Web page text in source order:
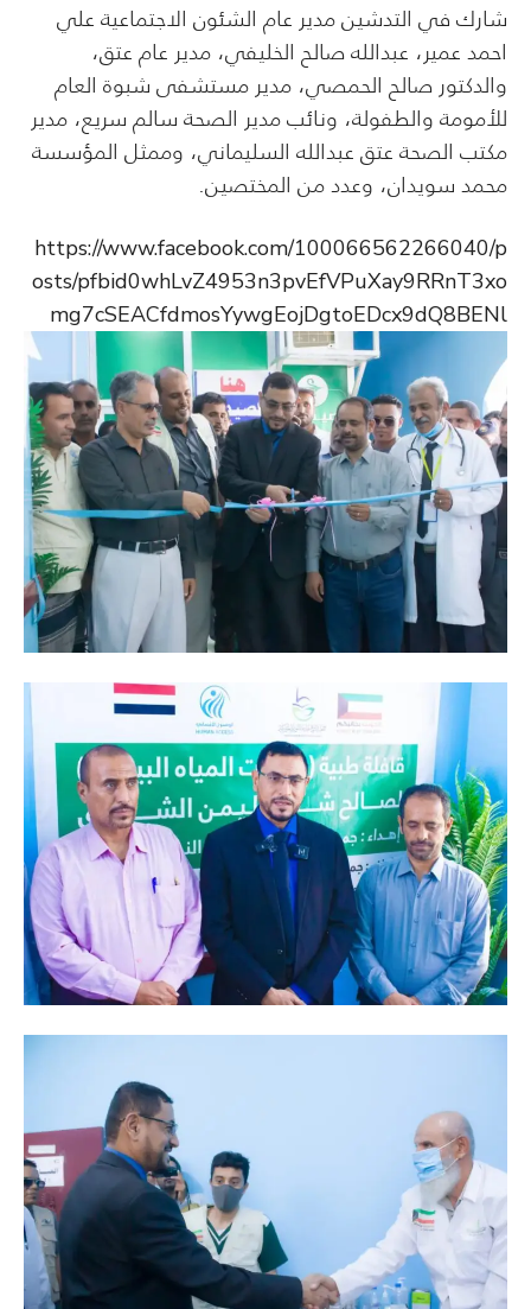
شارك في التدشين مدير عام الشئون الاجتماعية علي
احمد عمير، عبدالله صالح الخليفي، مدير عام عتق،
والدكتور صالح الحمصي، مدير مستشفى شبوة العام
للأمومة والطفولة، ونائب مدير الصحة سالم سريع، مدير
مكتب الصحة عتق عبدالله السليماني، وممثل المؤسسة
محمد سويدان، وعدد من المختصين.
https://www.facebook.com/100066562266040/p
osts/pfbid0whLvZ4953n3pvEfVPuXay9RRnT3xo
mg7cSEACfdmosYywgEojDgtoEDcx9dQ8BENl